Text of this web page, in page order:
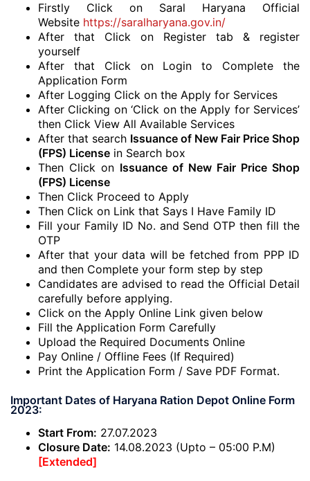
Firstly Click on Saral Haryana Official
Website https://saralharyana.gov.in/
After that Click on Register tab & register
yourself
After that Click on Login to Complete the
Application Form
After Logging Click on the Apply for Services
After Clicking on ‘Click on the Apply for Services’
then Click View All Available Services
After that search Issuance of New Fair Price Shop
(FPS) License in Search box
Then Click on Issuance of New Fair Price Shop
(FPS) License
Then Click Proceed to Apply
Then Click on Link that Says I Have Family ID
Fill your Family ID No. and Send OTP then fill the
OTP
After that your data will be fetched from PPP ID
and then Complete your form step by step
Candidates are advised to read the Official Detail
carefully before applying.
Click on the Apply Online Link given below
Fill the Application Form Carefully
Upload the Required Documents Online
Pay Online / Offline Fees (If Required)
Print the Application Form / Save PDF Format.
Important Dates of Haryana Ration Depot Online Form
2023:
Start From: 27.07.2023
Closure Date: 14.08.2023 (Upto – 05:00 P.M)
[Extended]